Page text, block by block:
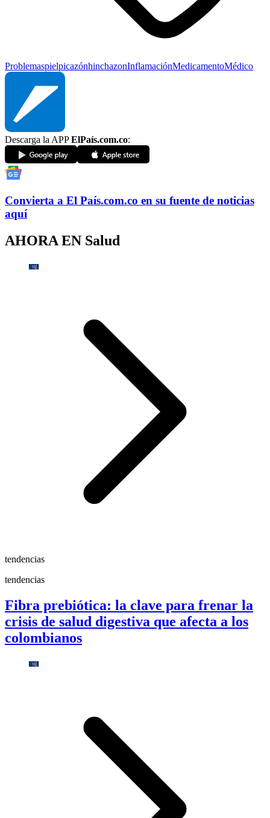
ProblemaspielpicazónhinchazonInflamaciónMedicamentoMédico
Descarga la APPElPaís.com.co:
Convierta a El País.com.co en su fuente de noticias
aquí
AHORA EN Salud
tendencias
tendencias
Fibra prebiótica: la clave para frenar la
crisis de salud digestiva que afecta a los
colombianos